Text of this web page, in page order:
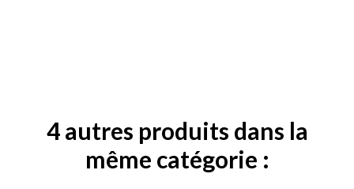
4 autres produits dans la
même catégorie :